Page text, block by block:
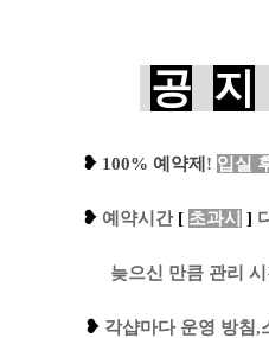
공 지
❥ 100% 예약제 ! 입실
❥ 예 약시간[ 초과시 ]
늦으신 만큼 관리 시
❥ 각샵마다 운영 방침,